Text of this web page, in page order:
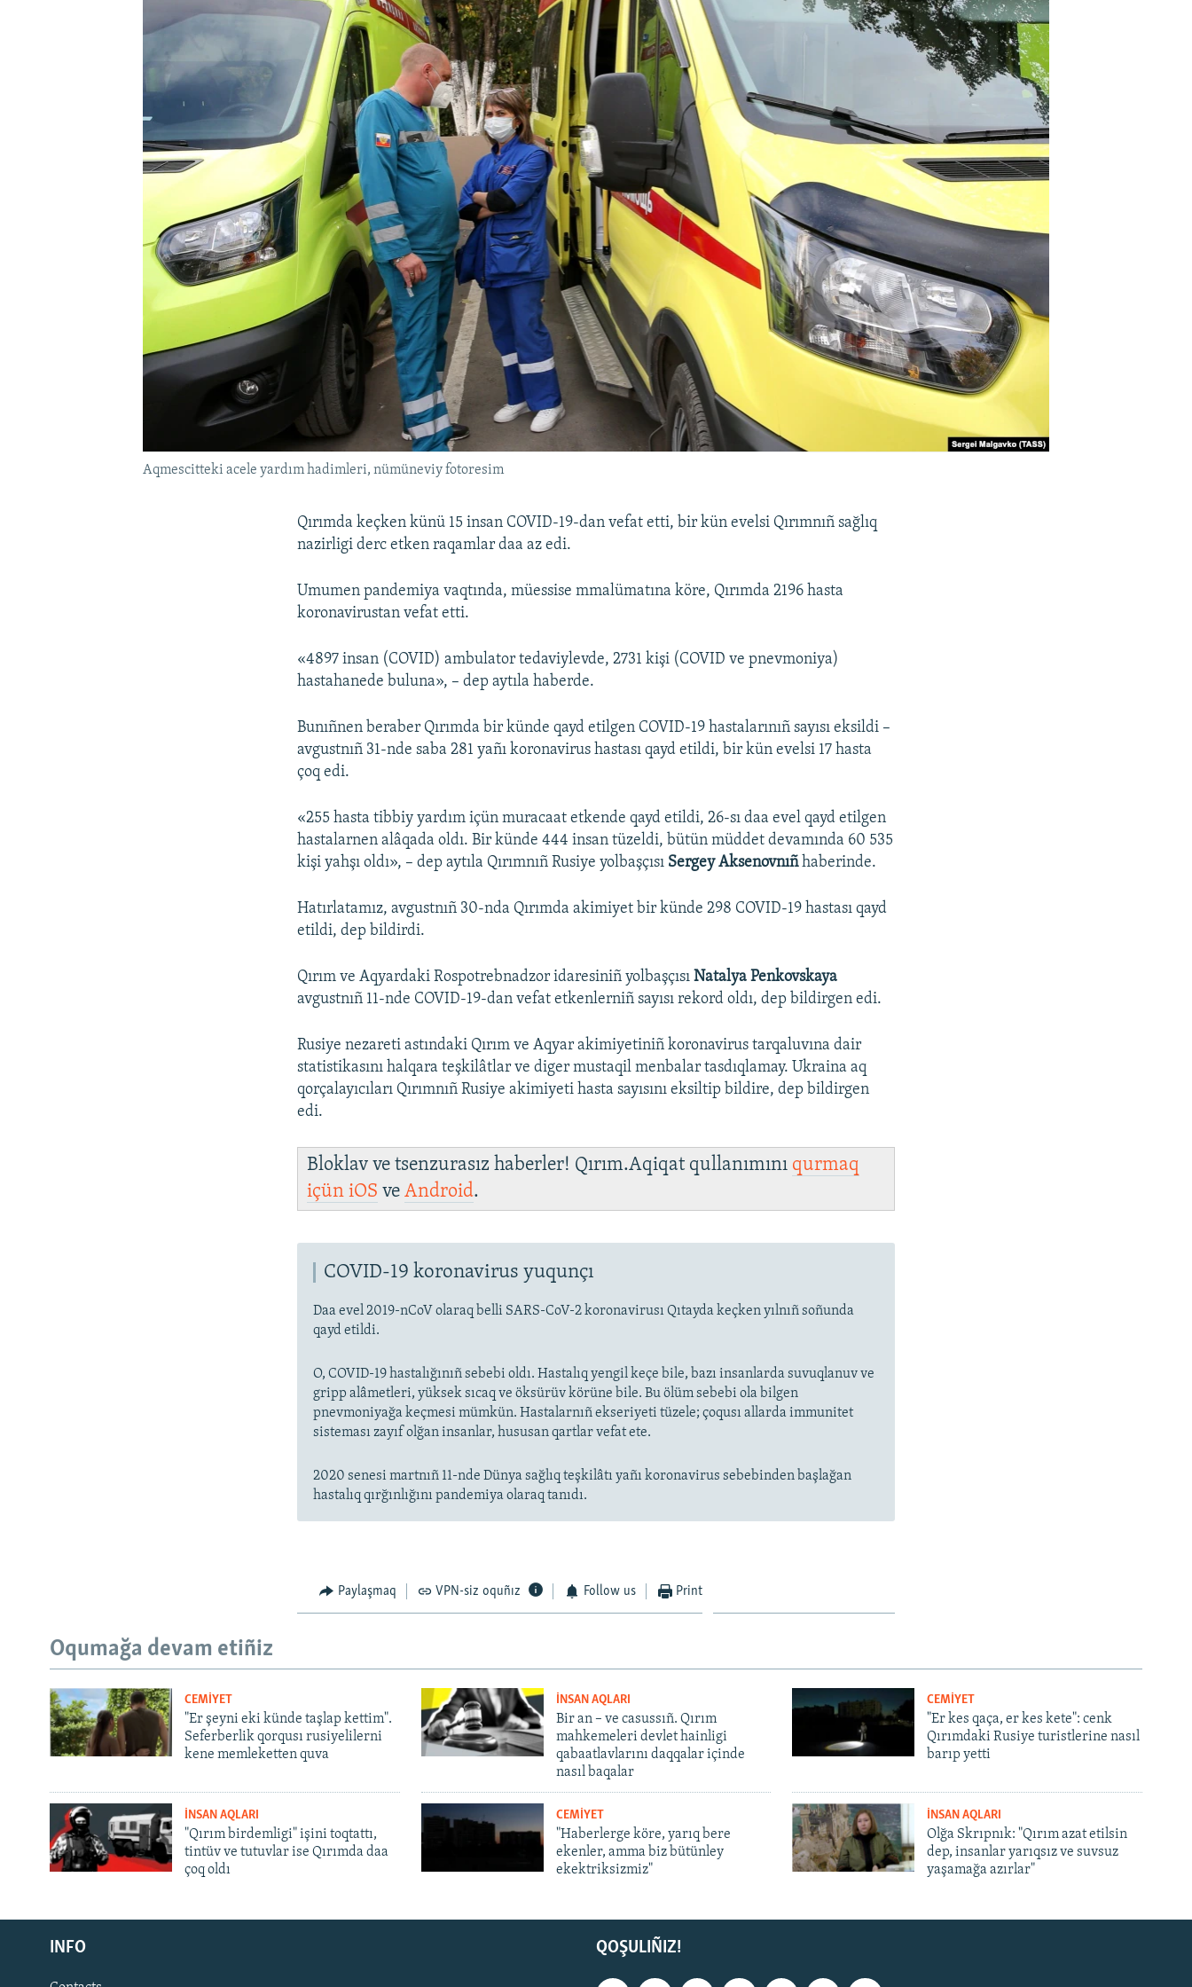
Русский
Українською
Aqmescitteki acele yardım hadimleri, nümüneviy fotoresim
Qırımda keçken künü 15 insan COVID-19-dan vefat etti, bir kün evelsi Qırımnıñ sağlıq
nazirligi derc etken raqamlar daa az edi.
Umumen pandemiya vaqtında, müessise mmalümatına köre, Qırımda 2196 hasta
koronavirustan vefat etti.
«4897 insan (COVID) ambulator tedaviylevde, 2731 kişi (COVID ve pnevmoniya)
hastahanede buluna», – dep aytıla haberde.
Bunıñnen beraber Qırımda bir künde qayd etilgen COVID-19 hastalarınıñ sayısı eksildi –
avgustnıñ 31-nde saba 281 yañı koronavirus hastası qayd etildi, bir kün evelsi 17 hasta
çoq edi.
«255 hasta tibbiy yardım içün muracaat etkende qayd etildi, 26-sı daa evel qayd etilgen
hastalarnen alâqada oldı. Bir künde 444 insan tüzeldi, bütün müddet devamında 60 535
kişi yahşı oldı», – dep aytıla Qırımnıñ Rusiye yolbaşçısı Sergey Aksenovnıñhaberinde.
Hatırlatamız, avgustnıñ 30-nda Qırımda akimiyet bir künde 298 COVID-19 hastası qayd
etildi, dep bildirdi.
Qırım ve Aqyardaki Rospotrebnadzor idaresiniñ yolbaşçısı Natalya Penkovskaya
avgustnıñ 11-nde COVID-19-dan vefat etkenlerniñ sayısı rekord oldı, dep bildirgen edi.
Rusiye nezareti astındaki Qırım ve Aqyar akimiyetiniñ koronavirus tarqaluvına dair
statistikasını halqara teşkilâtlar ve diger mustaqil menbalar tasdıqlamay. Ukraina aq
qorçalayıcıları Qırımnıñ Rusiye akimiyeti hasta sayısını eksiltip bildire, dep bildirgen
edi.
Bloklav ve tsenzurasız haberler! Qırım.Aqiqat qullanımını qurmaq
içüniOS veAndroid.
COVID-19 koronavirus yuqunçı
Daa evel 2019-nCoV olaraq belli SARS-CoV-2 koronavirusı Qıtayda keçken yılnıñ soñunda
qayd etildi.
O, COVID-19 hastalığınıñ sebebi oldı. Hastalıq yengil keçe bile, bazı insanlarda suvuqlanuv ve
gripp alâmetleri, yüksek sıcaq ve öksürüv körüne bile. Bu ölüm sebebi ola bilgen
pnevmoniyağa keçmesi mümkün. Hastalarnıñ ekseriyeti tüzele; çoqusı allarda immunitet
sisteması zayıf olğan insanlar, hususan qartlar vefat ete.
2020 senesi martnıñ 11-nde Dünya sağlıq teşkilâtı yañı koronavirus sebebinden başlağan
hastalıq qırğınlığını pandemiya olaraq tanıdı.
Paylaşmaq VPN-siz oquñız Follow us Print
Oqumağa devam etiñiz
CEMİYET
"Er şeyni eki künde taşlap kettim".
Seferberlik qorqusı rusiyelilerni
kene memleketten quva
İNSAN AQLARI
Bir an – ve casussıñ. Qırım
mahkemeleri devlet hainligi
qabaatlavlarını daqqalar içinde
nasıl baqalar
CEMİYET
"Er kes qaça, er kes kete": cenk
Qırımdaki Rusiye turistlerine nasıl
barıp yetti
İNSAN AQLARI
"Qırım birdemligi" işini toqtattı,
tintüv ve tutuvlar ise Qırımda daa
çoq oldı
CEMİYET
"Haberlerge köre, yarıq bere
ekenler, amma biz bütünley
ekektriksizmiz"
İNSAN AQLARI
Olğa Skrıpnık: "Qırım azat etilsin
dep, insanlar yarıqsız ve suvsuz
yaşamağa azırlar"
QOŞULIÑIZ!
INFO